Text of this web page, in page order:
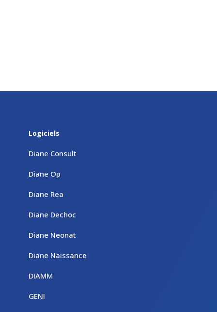
Logiciels
Diane Consult
Diane Op
Diane Rea
Diane Dechoc
Diane Neonat
Diane Naissance
DIAMM
GENI